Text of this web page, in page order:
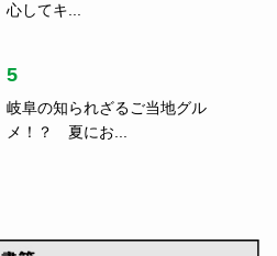
心してキ...
5
岐阜の知られざるご当地グル
メ！？ 夏にお...